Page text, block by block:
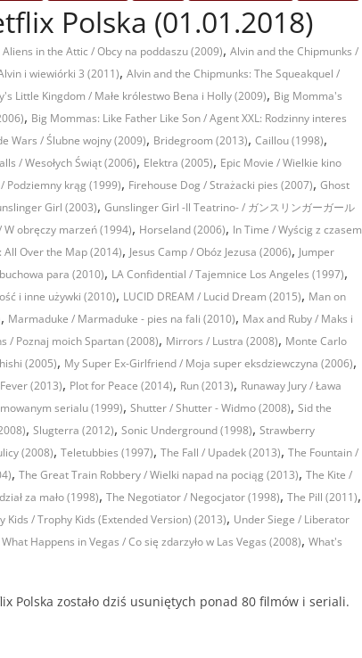
Polska (01.01.2018)
Aliens in the Attic / Obcy na poddaszu (2009), Alvin and the Chipmunks /
i wiewiórki 3 (2011), Alvin and the Chipmunks: The Squeakquel /
Little Kingdom / Małe królestwo Bena i Holly (2009), Big Momma's
, Big Mommas: Like Father Like Son / Agent XXL: Rodzinny interes
Wars / Ślubne wojny (2009), Bridegroom (2013), Caillou (1998),
/ Wesołych Świąt (2006), Elektra (2005), Epic Movie / Wielkie kino
Podziemny krąg (1999), Firehouse Dog / Strażacki pies (2007), Ghost
Girl (2003), Gunslinger Girl -Il Teatrino- / ガンスリンガーガール
W obręczy marzeń (1994), Horseland (2006), In Time / Wyścig z czasem
All Over the Map (2014), Jesus Camp / Obóz Jezusa (2006), Jumper
para (2010), LA Confidential / Tajemnice Los Angeles (1997),
i inne używki (2010), LUCID DREAM / Lucid Dream (2015), Man on
, Marmaduke / Marmaduke - pies na fali (2010), Max and Ruby / Maks i
/ Poznaj moich Spartan (2008), Mirrors / Lustra (2008), Monte Carlo
(2005), My Super Ex-Girlfriend / Moja super eksdziewczyna (2006),
(2013), Plot for Peace (2014), Run (2013), Runaway Jury / Ława
serialu (1999), Shutter / Shutter - Widmo (2008), Sid the
, Slugterra (2012), Sonic Underground (1998), Strawberry
(2008), Teletubbies (1997), The Fall / Upadek (2013), The Fountain /
, The Great Train Robbery / Wielki napad na pociąg (2013), The Kite /
za mało (1998), The Negotiator / Negocjator (1998), The Pill (2011),
Kids / Trophy Kids (Extended Version) (2013), Under Siege / Liberator
What Happens in Vegas / Co się zdarzyło w Las Vegas (2008), What's
Polska zostało dziś usuniętych ponad 80 filmów i seriali.